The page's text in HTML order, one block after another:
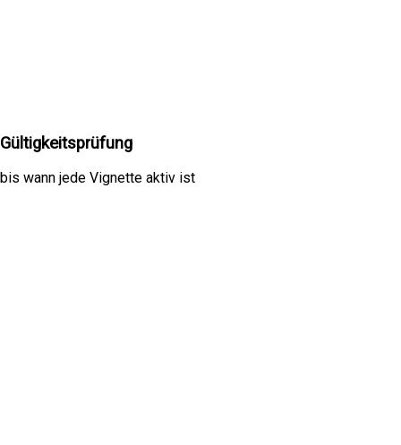
Gültigkeitsprüfung
bis wann jede Vignette aktiv ist